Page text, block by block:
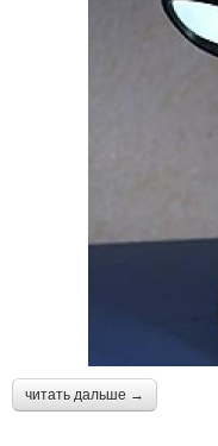
читать дальше →